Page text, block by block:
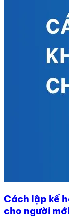
Cách lập kế
cho người mới